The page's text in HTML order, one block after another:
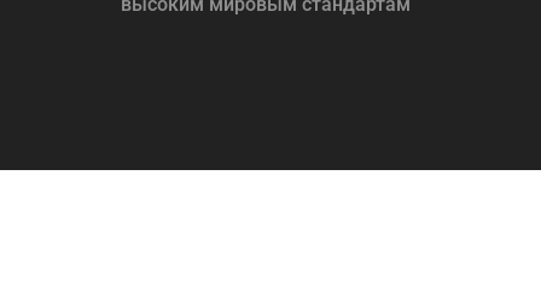
высоким мировым стандартам